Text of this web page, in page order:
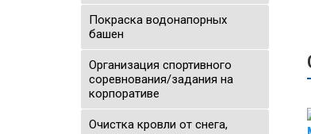
Покраска водонапорных
башен
Организация спортивного
соревнования/задания на
корпоративе
Очистка кровли от снега,